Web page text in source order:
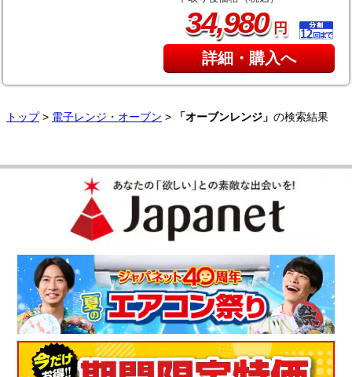
34,980円
詳細・購入へ
トップ> 電子レンジ・オーブン > 「オーブンレンジ」 の検索結果